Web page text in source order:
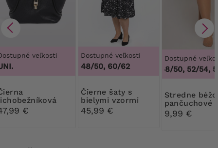
veľkosti
so šatkou
€
Dostupné veľkosti
48/50, 60/62
Čierne šaty s
bielymi vzormi
45,99 €
Dostupné
44/46, 48/50, 52/54,
Stredne béžové
pančuchové
nohavice 30
Ribessa
9,99 €